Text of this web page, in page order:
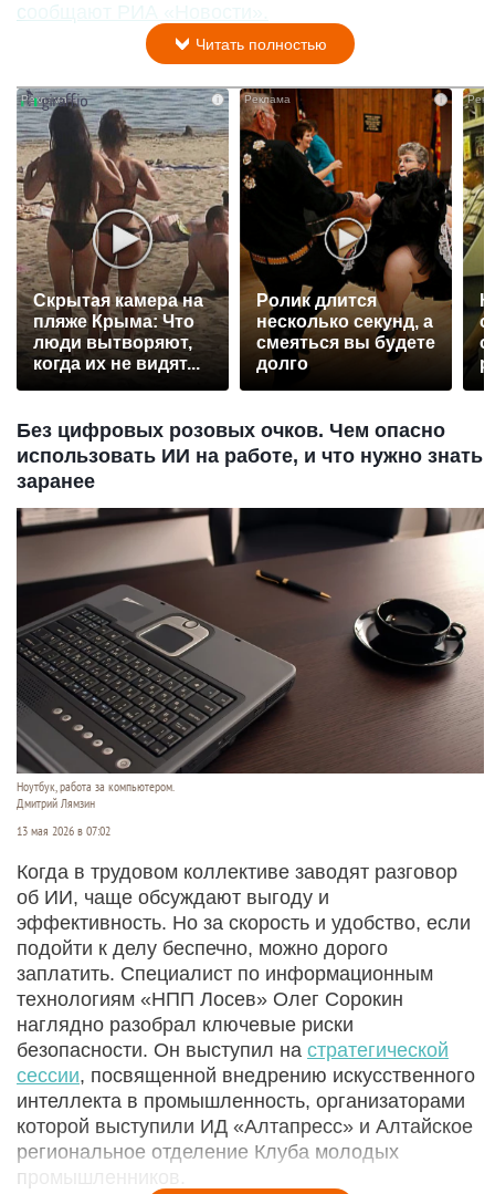
сообщают РИА «Новости».
Читать полностью
i
Скрытая камера на
пляже Крыма: Что
люди вытворяют,
когда их не видят...
Ролик длится
несколько секунд, а
смеяться вы будете
долго
Без цифровых розовых очков. Чем опасно
использовать ИИ на работе, и что нужно знать
заранее
Ноутбук, работа за компьютером.
Дмитрий Лямзин
13 мая 2026 в 07:02
Когда в трудовом коллективе заводят разговор
об ИИ, чаще обсуждают выгоду и
эффективность. Но за скорость и удобство, если
подойти к делу беспечно, можно дорого
заплатить. Специалист по информационным
технологиям «НПП Лосев» Олег Сорокин
наглядно разобрал ключевые риски
безопасности. Он выступил на стратегической
сессии, посвященной внедрению искусственного
интеллекта в промышленность, организаторами
которой выступили ИД «Алтапресс» и Алтайское
региональное отделение Клуба молодых
промышленников.